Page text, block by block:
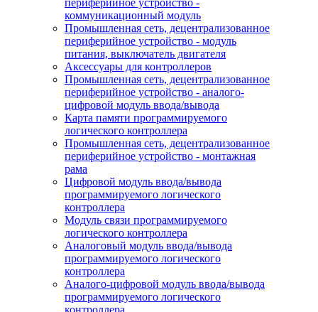
периферийное устройство -
коммуникационный модуль
Промышленная сеть, децентрализованное
периферийное устройство - модуль
питания, выключатель двигателя
Аксессуары для контроллеров
Промышленная сеть, децентрализованное
периферийное устройство - аналого-
цифровой модуль ввода/вывода
Карта памяти программируемого
логического контроллера
Промышленная сеть, децентрализованное
периферийное устройство - монтажная
рама
Цифровой модуль ввода/вывода
программируемого логического
контроллера
Модуль связи программируемого
логического контроллера
Аналоговый модуль ввода/вывода
программируемого логического
контроллера
Аналого-цифровой модуль ввода/вывода
программируемого логического
контроллера